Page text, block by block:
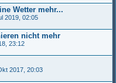
Wetter mehr...
2019, 02:05
nicht mehr
23:12
2017, 20:03